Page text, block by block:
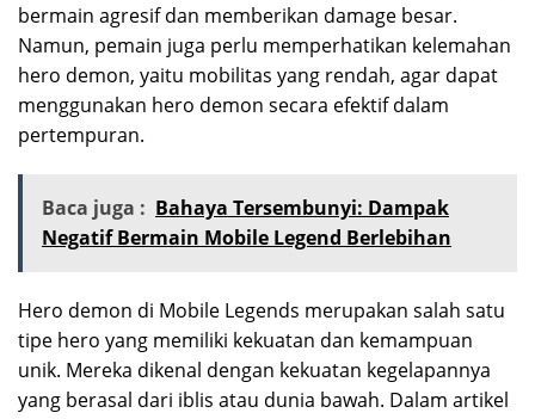
bermain agresif dan memberikan damage besar.
Namun, pemain juga perlu memperhatikan kelemahan
hero demon, yaitu mobilitas yang rendah, agar dapat
menggunakan hero demon secara efektif dalam
pertempuran.
Baca juga : Bahaya Tersembunyi: Dampak
Negatif Bermain Mobile Legend Berlebihan
Hero demon di Mobile Legends merupakan salah satu
tipe hero yang memiliki kekuatan dan kemampuan
unik. Mereka dikenal dengan kekuatan kegelapannya
yang berasal dari iblis atau dunia bawah. Dalam artikel